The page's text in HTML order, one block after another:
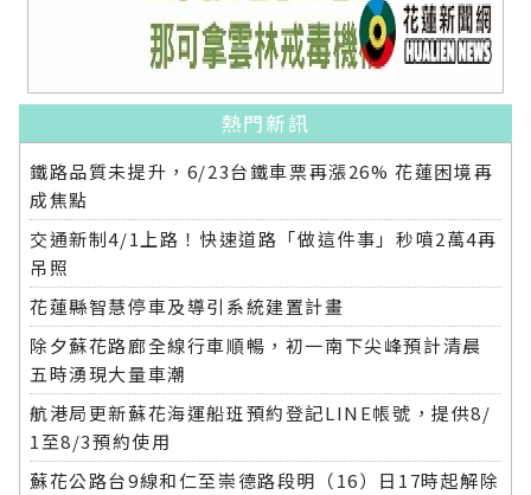
熱門新訊
鐵路品質未提升，6/23台鐵車票再漲26% 花蓮困境再
成焦點
交通新制4/1上路！快速道路「做這件事」秒噴2萬4再
吊照
花蓮縣智慧停車及導引系統建置計畫
除夕蘇花路廊全線行車順暢，初一南下尖峰預計清晨
五時湧現大量車潮
航港局更新蘇花海運船班預約登記LINE帳號，提供8/
1至8/3預約使用
蘇花公路台9線和仁至崇德路段明（16）日17時起解除